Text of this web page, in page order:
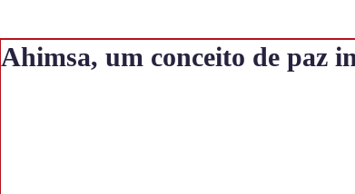
Ahimsa, um conceito de paz